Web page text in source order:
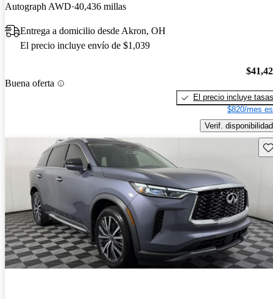
Autograph AWD 40,436 millas
Entrega a domicilio desde Akron, OH
El precio incluye envío de $1,039
Buena oferta
El precio incluye tasas
$820/mes
Verif. disponibilidad